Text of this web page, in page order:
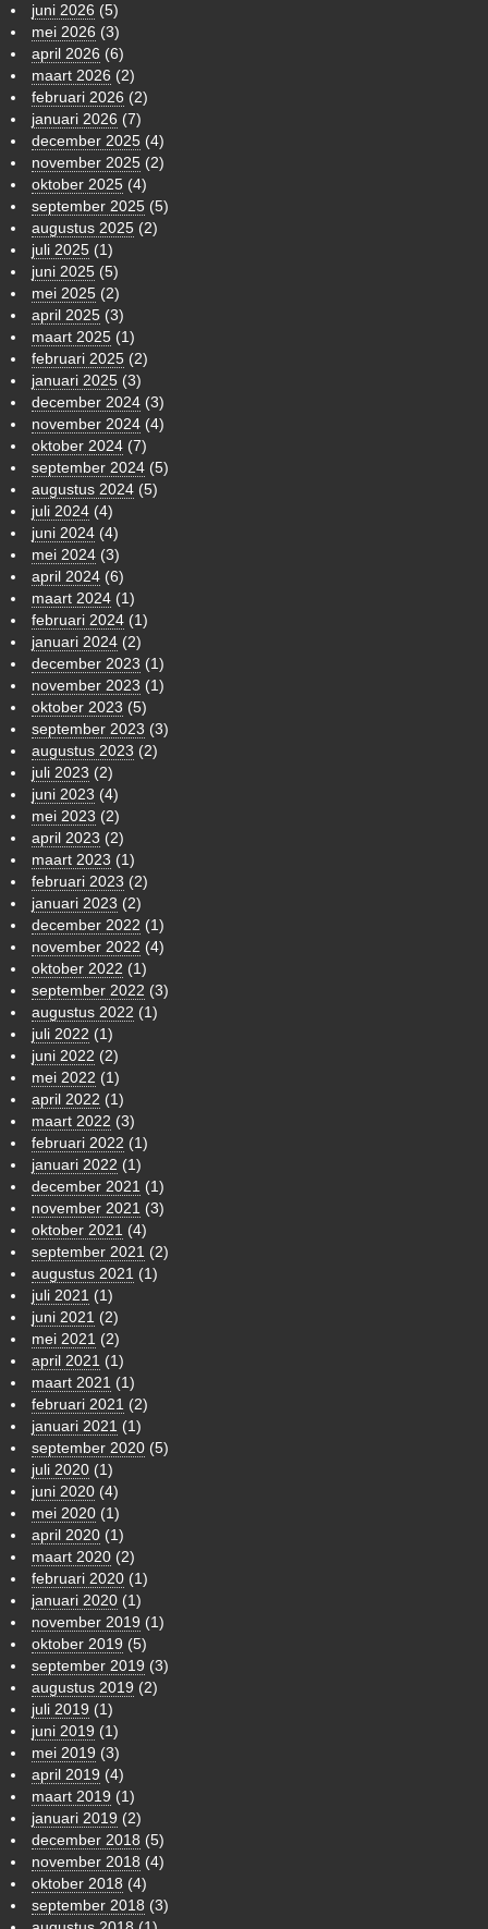
juni 2026 (5)
mei 2026 (3)
april 2026 (6)
maart 2026 (2)
februari 2026 (2)
januari 2026 (7)
december 2025 (4)
november 2025 (2)
oktober 2025 (4)
september 2025 (5)
augustus 2025 (2)
juli 2025 (1)
juni 2025 (5)
mei 2025 (2)
april 2025 (3)
maart 2025 (1)
februari 2025 (2)
januari 2025 (3)
december 2024 (3)
november 2024 (4)
oktober 2024 (7)
september 2024 (5)
augustus 2024 (5)
juli 2024 (4)
juni 2024 (4)
mei 2024 (3)
april 2024 (6)
maart 2024 (1)
februari 2024 (1)
januari 2024 (2)
december 2023 (1)
november 2023 (1)
oktober 2023 (5)
september 2023 (3)
augustus 2023 (2)
juli 2023 (2)
juni 2023 (4)
mei 2023 (2)
april 2023 (2)
maart 2023 (1)
februari 2023 (2)
januari 2023 (2)
december 2022 (1)
november 2022 (4)
oktober 2022 (1)
september 2022 (3)
augustus 2022 (1)
juli 2022 (1)
juni 2022 (2)
mei 2022 (1)
april 2022 (1)
maart 2022 (3)
februari 2022 (1)
januari 2022 (1)
december 2021 (1)
november 2021 (3)
oktober 2021 (4)
september 2021 (2)
augustus 2021 (1)
juli 2021 (1)
juni 2021 (2)
mei 2021 (2)
april 2021 (1)
maart 2021 (1)
februari 2021 (2)
januari 2021 (1)
september 2020 (5)
juli 2020 (1)
juni 2020 (4)
mei 2020 (1)
april 2020 (1)
maart 2020 (2)
februari 2020 (1)
januari 2020 (1)
november 2019 (1)
oktober 2019 (5)
september 2019 (3)
augustus 2019 (2)
juli 2019 (1)
juni 2019 (1)
mei 2019 (3)
april 2019 (4)
maart 2019 (1)
januari 2019 (2)
december 2018 (5)
november 2018 (4)
oktober 2018 (4)
september 2018 (3)